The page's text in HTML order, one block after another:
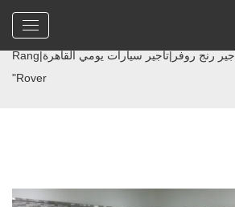
Archive by tag اسعار تأجير رنج روفر|تأجير سيارات يومي القاهرة|Rang
Rover"